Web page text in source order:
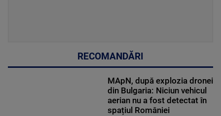
RECOMANDĂRI
MApN, după explozia dronei
din Bulgaria: Niciun vehicul
aerian nu a fost detectat în
spațiul României